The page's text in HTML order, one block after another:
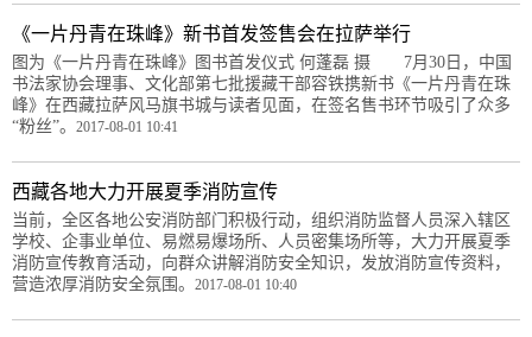
《一片丹青在珠峰》新书首发签售会在拉萨举行
图为《一片丹青在珠峰》图书首发仪式 何蓬磊 摄 7月30日，中国
书法家协会理事、文化部第七批援藏干部容铁携新书《一片丹青在珠
峰》在西藏拉萨风马旗书城与读者见面，在签名售书环节吸引了众多
“粉丝”。 2017-08-01 10:41
西藏各地大力开展夏季消防宣传
当前，全区各地公安消防部门积极行动，组织消防监督人员深入辖区
学校、企事业单位、易燃易爆场所、人员密集场所等，大力开展夏季
消防宣传教育活动，向群众讲解消防安全知识，发放消防宣传资料，
营造浓厚消防安全氛围。 2017-08-01 10:40